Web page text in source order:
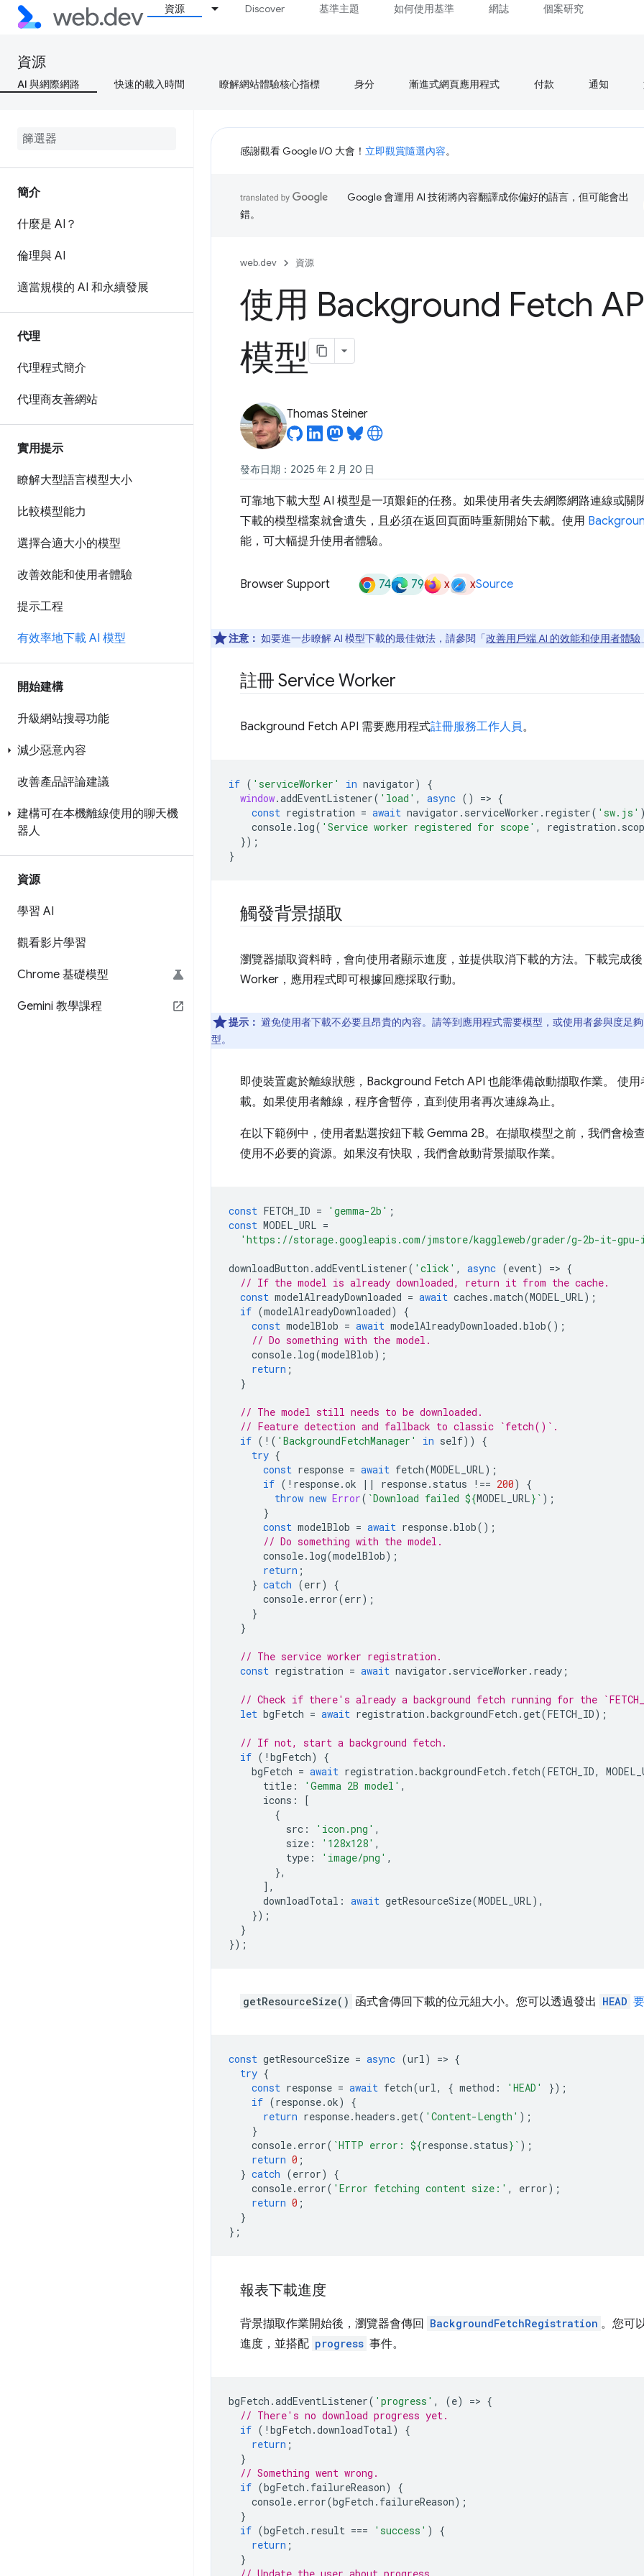
資源 Discover 基準主題 如何使用基準 網誌 個案研究
資源
AI 與網際網路 快速的載入時間 瞭解網站體驗核心指標 身分 漸進式網頁應用程式 付款 通知
簡介
什麼是 AI？
倫理與 AI
適當規模的 AI 和永續發展
代理
代理程式簡介
代理商友善網站
實用提示
瞭解大型語言模型大小
比較模型能力
選擇合適大小的模型
改善效能和使用者體驗
提示工程
有效率地下載 AI 模型
開始建構
升級網站搜尋功能
減少惡意內容
改善產品評論建議
建構可在本機離線使用的聊天機
器人
資源
學習 AI
觀看影片學習
Chrome 基礎模型
Gemini 教學課程
感謝觀看 Google I/O 大會！ 立即觀賞隨選內容。
Google 會運用 AI 技術將內容翻譯成你偏好的語言，但可能會出
錯。
web.dev 資源
使用 Background Fetch
模型
Thomas Steiner
發布日期：2025 年 2 月 20 日
可靠地下載大型 AI 模型是一項艱鉅的任務。如果使用者失去網際網路連線或關
下載的模型檔案就會遺失，且必須在返回頁面時重新開始下載。使用
能，可大幅提升使用者體驗。
Browser Support 74 79 x xSource
注意： 如要進一步瞭解 AI 模型下載的最佳做法，請參閱「改善用戶端 AI 的效能和使用者體驗
註冊 Service Worker
Background Fetch API 需要應用程式註冊服務工作人員。
if ( 'serviceWorker' in navigator)
{
window.addEventListener( 'load' , async () => {
const registration = await navigator . serviceWorker . register( 'sw.js'
console. log( 'Service worker registered for scope' , registration .
});
}
觸發背景擷取
瀏覽器擷取資料時，會向使用者顯示進度，並提供取消下載的方法。下載完成
Worker，應用程式即可根據回應採取行動。
提示： 避免使用者下載不必要且昂貴的內容。請等到應用程式需要模型，或使用者參與度足
型。
即使裝置處於離線狀態，Background Fetch API 也能準備啟動擷取作業。 使
載。如果使用者離線，程序會暫停，直到使用者再次連線為止。
在以下範例中，使用者點選按鈕下載 Gemma 2B。在擷取模型之前，我們會檢
使用不必要的資源。如果沒有快取，我們會啟動背景擷取作業。
const FETCH_ID = 'gemma-2b' ;
const MODEL_URL =
'https://storage.googleapis.com/jmstore/kaggleweb/grader/g-2b-it-
downloadButton .addEventListener( 'click' , async (event) => {
// If the model is already downloaded, return it from the cache.
const modelAlreadyDownloaded = await caches .match(MODEL_URL);
if (modelAlreadyDownloaded)
{
const modelBlob = await modelAlreadyDownloaded .blob();
// Do something with the model.
console. log(modelBlob);
return ;
}
// The model still needs to be downloaded.
// Feature detection and fallback to classic `fetch()`.
if ( ! ( 'BackgroundFetchManager' in self))
{
try {
const response = await fetch(MODEL_URL);
if ( ! response.ok || response. status !== 200)
{
throw new Error( `Download failed ${MODEL_URL} ` );
}
const modelBlob = await response.blob();
// Do something with the model.
console. log(modelBlob);
return ;
} catch (err)
{
console. error(err);
}
}
// The service worker registration.
const registration = await navigator . serviceWorker . ready ;
// Check if there's already a background fetch running for the
let bgFetch = await registration .backgroundFetch .get(FETCH_ID);
// If not, start a background fetch.
if ( ! bgFetch)
{
bgFetch = await registration .backgroundFetch . fetch(FETCH_ID,
title : 'Gemma 2B model' ,
icons :
[
{
src : 'icon.png' ,
size : '128x128' ,
type : 'image/png' ,
},
],
downloadTotal : await getResourceSize(MODEL_URL),
});
}
});
getResourceSize() 函式會傳回下載的位元組大小。您可以透過發出 HEAD
const getResourceSize = async (url) => {
try {
const response = await fetch(url, { method : 'HEAD'
});
if (response.ok)
{
return response.headers .get( 'Content-Length' );
}
console. error( `HTTP error: ${response. status} ` );
return 0 ;
} catch (error)
{
console. error( 'Error fetching content size:' , error);
return 0 ;
}
};
報表下載進度
背景擷取作業開始後，瀏覽器會傳回 BackgroundFetchRegistration 。您可
進度，並搭配 progress 事件。
bgFetch .addEventListener( 'progress' , (e) => {
// There's no download progress yet.
if ( ! bgFetch .downloadTotal)
{
return ;
}
// Something went wrong.
if (bgFetch . failureReason)
{
console. error(bgFetch . failureReason);
}
if (bgFetch . result === 'success' )
{
return ;
}